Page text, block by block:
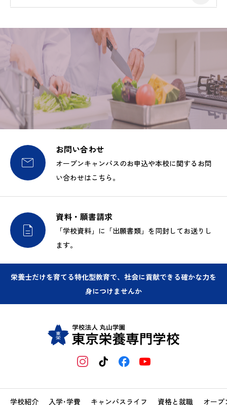

お問い合わせ
オープンキャンパスのお申込や本校に関するお問
い合わせはこちら。

資料・願書請求
「学校資料」に「出願書類」を同封してお送りし
ます。
栄養士だけを育てる特化型教育で、社会に貢献できる確かな力を
身につけませんか
学校紹介 入学･学費 キャンパスライフ 資格と就職 オープ